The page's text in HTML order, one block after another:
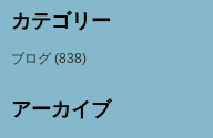
カテゴリー
ブログ (838)
アーカイブ